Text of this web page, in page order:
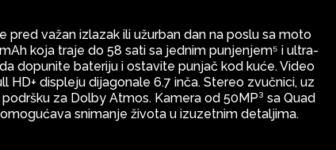
važan izlazak ili užurban dan na poslu sa moto
koja traje do 58 sati sa jednim punjenjem⁵ i ultra-
dopunite bateriju i ostavite punjač kod kuće. Video
HD+ displeju dijagonale 6.7 inča. Stereo zvučnici, uz
za Dolby Atmos. Kamera od 50MP³ sa Quad
snimanje života u izuzetnim detaljima.